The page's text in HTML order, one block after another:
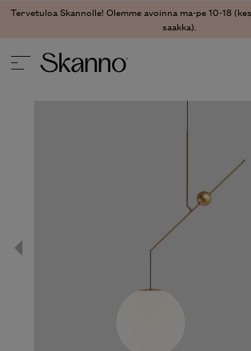
Tervetuloa Skannolle! Olemme avoinna ma-pe 10-18
saakka).